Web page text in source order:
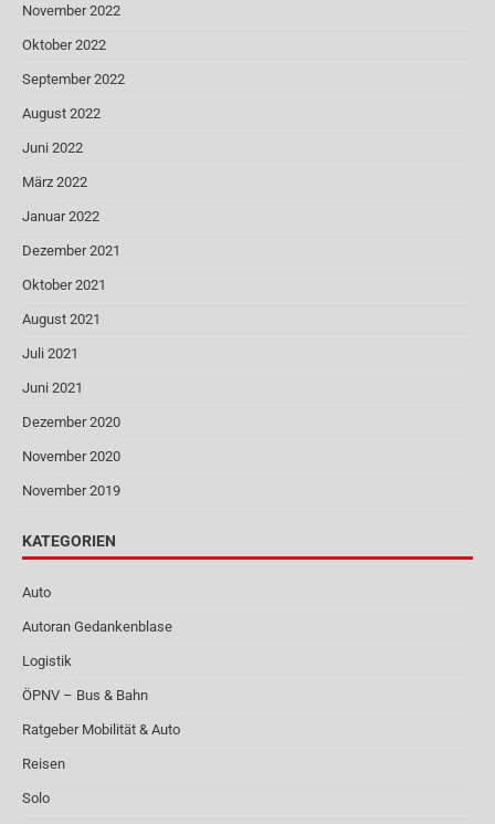
November 2022
Oktober 2022
September 2022
August 2022
Juni 2022
März 2022
Januar 2022
Dezember 2021
Oktober 2021
August 2021
Juli 2021
Juni 2021
Dezember 2020
November 2020
November 2019
KATEGORIEN
Auto
Autoran Gedankenblase
Logistik
ÖPNV – Bus & Bahn
Ratgeber Mobilität & Auto
Reisen
Solo